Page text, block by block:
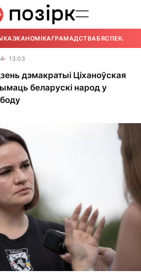
ЭКАНОМІКАГРАМАДСТВАБЯСПЕКА
13:03
дэмакратыі Ціханоўская
беларускі народ у